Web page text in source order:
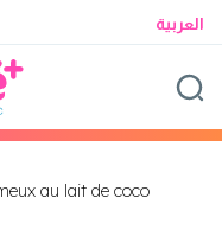
العربية
au lait de coco